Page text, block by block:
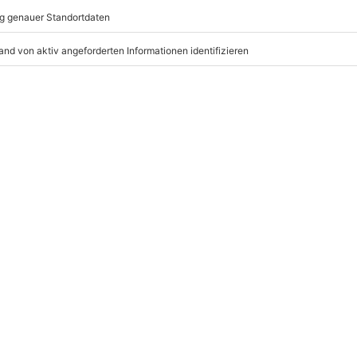
Absprache mit dem
das Halten von Stift und
möglich sind, Locations
zur Durchsicht, Goodies
mydaysGmbH
außer an bundesweiten